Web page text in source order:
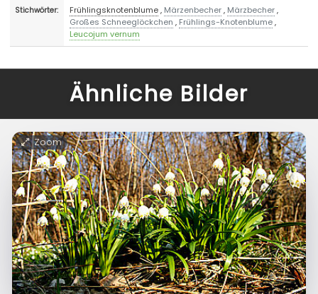
Stichwörter: Frühlingsknotenblume, Märzenbecher, Märzbecher,
Großes Schneeglöckchen , Frühlings-Knotenblume,
Leucojum vernum
Ähnliche Bilder
Zoom